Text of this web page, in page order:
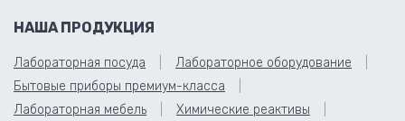
НАША ПРОДУКЦИЯ
Лабораторная посуда
Лабораторное оборудование
Бытовые приборы премиум-класса
Лабораторная мебель
Химические реактивы